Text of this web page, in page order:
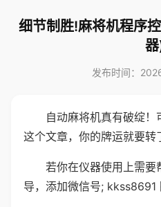
细节制胜!麻将机程序
发布时间：
自动麻将机真有破绽！
这个文章，你的牌运就要转
若你在仪器使用上需要
导，添加微信号; kkss8691